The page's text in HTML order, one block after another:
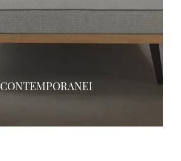
CONTEMPORANEI